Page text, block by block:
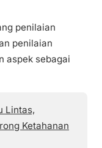
penilaian
penilaian
aspek sebagai
Lintas,
Ketahanan